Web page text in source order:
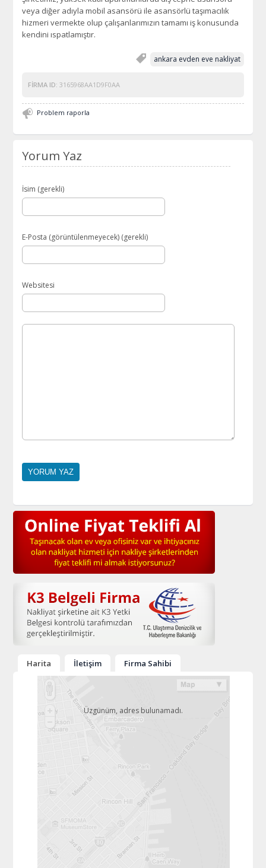
veya diğer adıyla mobil asansörü ile asansörlü taşımacılık
hizmeri vermekte olup çalışanlarımızın tamamı iş konusunda
kendini ıspatlamıştır.
ankara evden eve nakliyat
FIRMA ID: 3165968AA1D9F0AA
Problem raporla
Yorum Yaz
İsim (gerekli)
E-Posta (görüntülenmeyecek) (gerekli)
Websitesi
Harita İletişim Firma Sahibi
Üzgünüm, adres bulunamadı.